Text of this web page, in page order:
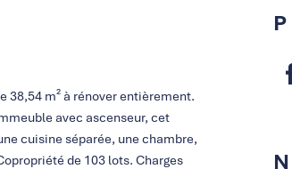
38,54 m² à rénover entièrement.
avec ascenseur, cet
cuisine séparée, une chambre,
de 103 lots. Charges